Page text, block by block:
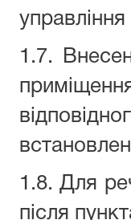
1.7.
1.8. Для
після